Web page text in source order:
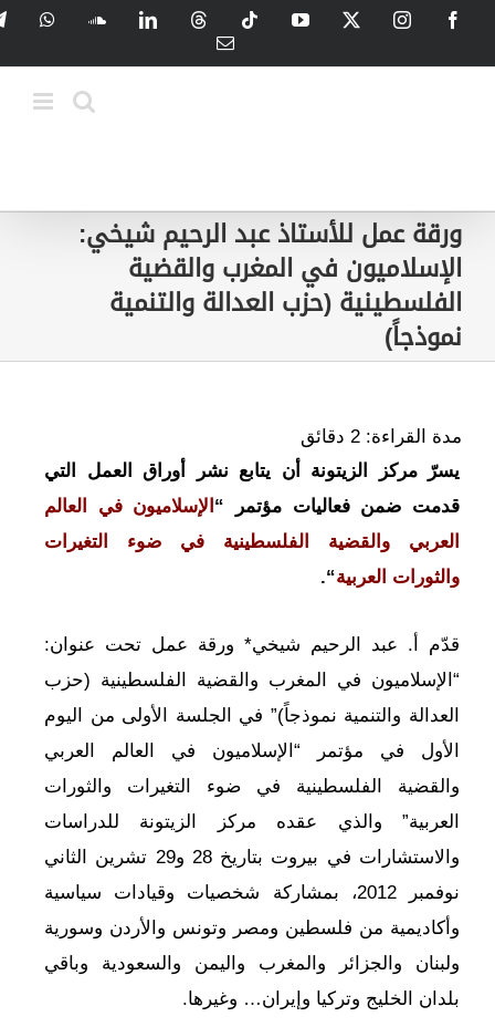
content
Facebook
Instagram
X
YouTube
Tiktok
Threads
LinkedIn
SoundCloud
Email
ورقة عمل للأستاذ عبد الرحيم شيخي:
الإسلاميون في المغرب والقضية
الفلسطينية (حزب العدالة والتنمية
نموذجاً)
مدة القراءة: 2 دقائق
يسرّ مركز الزيتونة أن يتابع نشر أوراق العمل التي
قدمت ضمن فعاليات مؤتمر “الإسلاميون في العالم
العربي والقضية الفلسطينية في ضوء التغيرات
والثورات العربية“.
قدّم أ. عبد الرحيم شيخي* ورقة عمل تحت عنوان:
“الإسلاميون في المغرب والقضية الفلسطينية (حزب
العدالة والتنمية نموذجاً)” في الجلسة الأولى من اليوم
الأول في مؤتمر “الإسلاميون في العالم العربي
والقضية الفلسطينية في ضوء التغيرات والثورات
العربية” والذي عقده مركز الزيتونة للدراسات
والاستشارات في بيروت بتاريخ 28 و29 تشرين الثاني
نوفمبر 2012، بمشاركة شخصيات وقيادات سياسية
وأكاديمية من فلسطين ومصر وتونس والأردن وسورية
ولبنان والجزائر والمغرب واليمن والسعودية وباقي
بلدان الخليج وتركيا وإيران… وغيرها.